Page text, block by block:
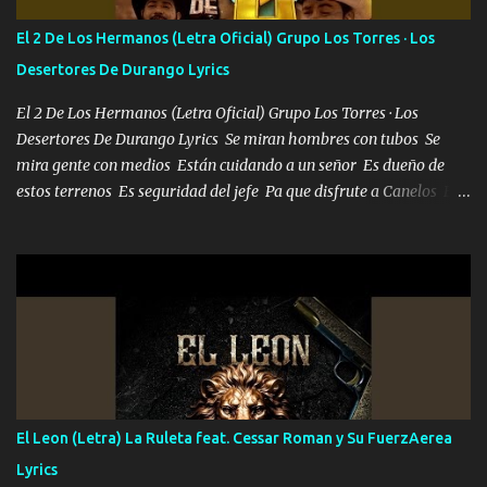
El 2 De Los Hermanos (Letra Oficial) Grupo Los Torres · Los
Desertores De Durango Lyrics
El 2 De Los Hermanos (Letra Oficial) Grupo Los Torres · Los
Desertores De Durango Lyrics Se miran hombres con tubos Se
mira gente con medios Están cuidando a un señor Es dueño de
estos terrenos Es seguridad del jefe Pa que disfrute a Canelos Es
ni tampoco las mujeres porque es platica de grandes por eso hay
que estar alegres doy las instrucciones para atender los deberes
Música Si es que salta algún problema de confianza tengo gente
ahí está el Hombre Cuarenta y también Pariente 7 arreglan
cualquier problema no más es cuestión que ordené NOS HACE
FALTA UN HERMANO DE CLAVE ERA EL 24 SIEMPRE FUE UN
HOMBRE VALIENTE POR ALGO M'URIÓ PELEAND0 SIEMPRE
VIO POR LA FAMILIA PARA QUE SIGA EL LEGADO Es el DOS de
El Leon (Letra) La Ruleta feat. Cessar Roman y Su FuerzAerea
Lyrics